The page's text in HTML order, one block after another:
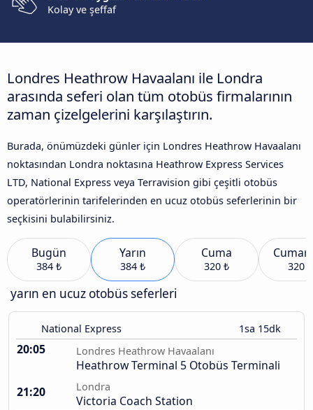
Kolay ve şeffaf
Londres Heathrow Havaalanı ile Londra
arasında seferi olan tüm otobüs firmalarının
zaman çizelgelerini karşılaştırın.
Burada, önümüzdeki günler için Londres Heathrow Havaalanı
noktasından Londra noktasına Heathrow Express Services
LTD, National Express veya Terravision gibi çeşitli otobüs
operatörlerinin tarifelerinden en ucuz otobüs seferlerinin bir
seçkisini bulabilirsiniz.
Bugün
384 ₺
Yarın
384 ₺
Cuma
320 ₺ 320 ₺
yarın en ucuz otobüs seferleri
National Express 1sa 15dk
20:05 Londres Heathrow Havaalanı
Heathrow Terminal 5 Otobüs Terminali
21:20
Londra
Victoria Coach Station